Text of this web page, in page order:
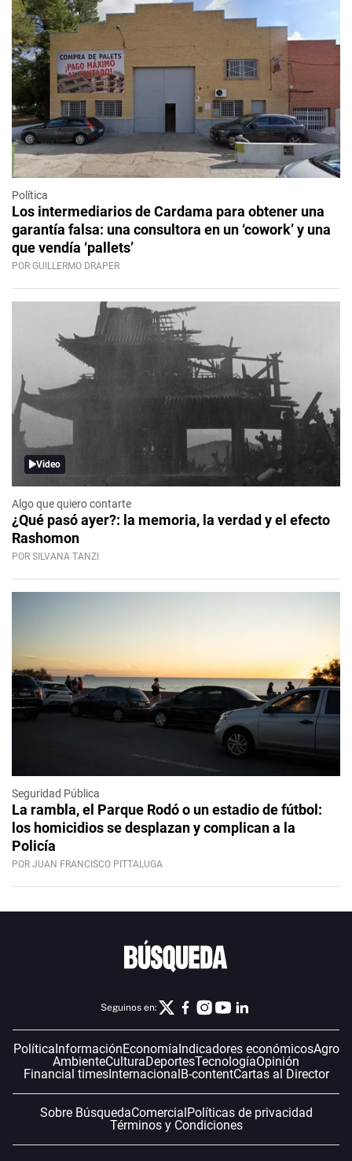
Política
Los intermediarios de Cardama para obtener una
garantía falsa: una consultora en un ‘cowork’ y una
que vendía ‘pallets’
POR GUILLERMO DRAPER
Video
Algo que quiero contarte
¿Qué pasó ayer?: la memoria, la verdad y el efecto
Rashomon
POR SILVANA TANZI
Seguridad Pública
La rambla, el Parque Rodó o un estadio de fútbol:
los homicidios se desplazan y complican a la
Policía
POR JUAN FRANCISCO PITTALUGA
Seguinos en:
Política InformaciónEconomía Indicadores económicosAgro
AmbienteCulturaDeportesTecnologíaOpinión
Financial timesInternacional B-contentCartas al Director
Sobre BúsquedaComercial Políticas de privacidad
Términos y Condiciones